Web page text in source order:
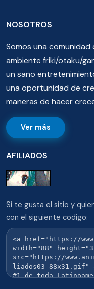
NOSOTROS
Somos una
ambiente friki/otaku/
un sano
una oportunidad de
maneras de hacer
Ver más
AFILIADOS
Si te gusta el sitio y
con el siguiente codigo: